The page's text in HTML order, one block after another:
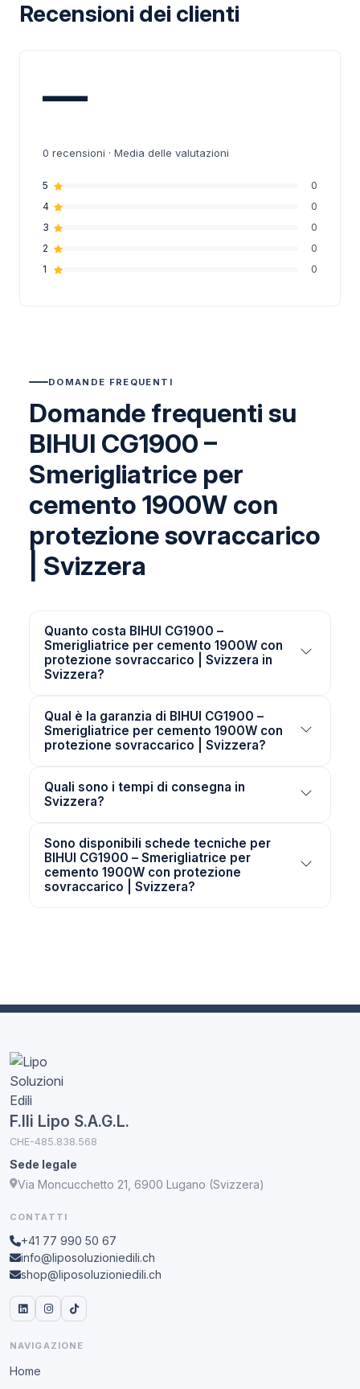
Recensioni dei clienti
—
0 recensioni · Media delle valutazioni
5
0
4
0
3
0
2
0
1
0
DOMANDE FREQUENTI
Domande frequenti su
BIHUI CG1900 –
Smerigliatrice per
cemento 1900W con
protezione sovraccarico
| Svizzera
Quanto costa BIHUI CG1900 –
Smerigliatrice per cemento 1900W con
protezione sovraccarico | Svizzera in
Svizzera?
Qual è la garanzia di BIHUI CG1900 –
Smerigliatrice per cemento 1900W con
protezione sovraccarico | Svizzera?
Quali sono i tempi di consegna in
Svizzera?
Sono disponibili schede tecniche per
BIHUI CG1900 – Smerigliatrice per
cemento 1900W con protezione
sovraccarico | Svizzera?
F.lli Lipo S.A.G.L.
CHE-485.838.568
Sede legale
Via Moncucchetto 21, 6900 Lugano (Svizzera)
CONTATTI
+41 77 990 50 67
info@liposoluzioniedili.ch
shop@liposoluzioniedili.ch
NAVIGAZIONE
Home